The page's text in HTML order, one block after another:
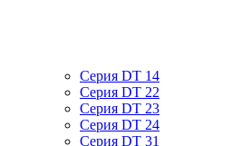
Серия DT 14
Серия DT 22
Серия DT 23
Серия DT 24
Серия DT 31